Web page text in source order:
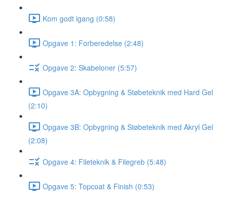
Kom godt igang (0:58)
Opgave 1: Forberedelse (2:48)
Opgave 2: Skabeloner (5:57)
Opgave 3A: Opbygning & Støbeteknik med Hard Gel
(2:10)
Opgave 3B: Opbygning & Støbeteknik med Akryl Gel
(2:08)
Opgave 4: Fileteknik & Filegreb (5:48)
Opgave 5: Topcoat & Finish (0:53)